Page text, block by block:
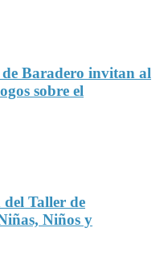
Baradero invitan al
sobre el
Taller de
Niños y